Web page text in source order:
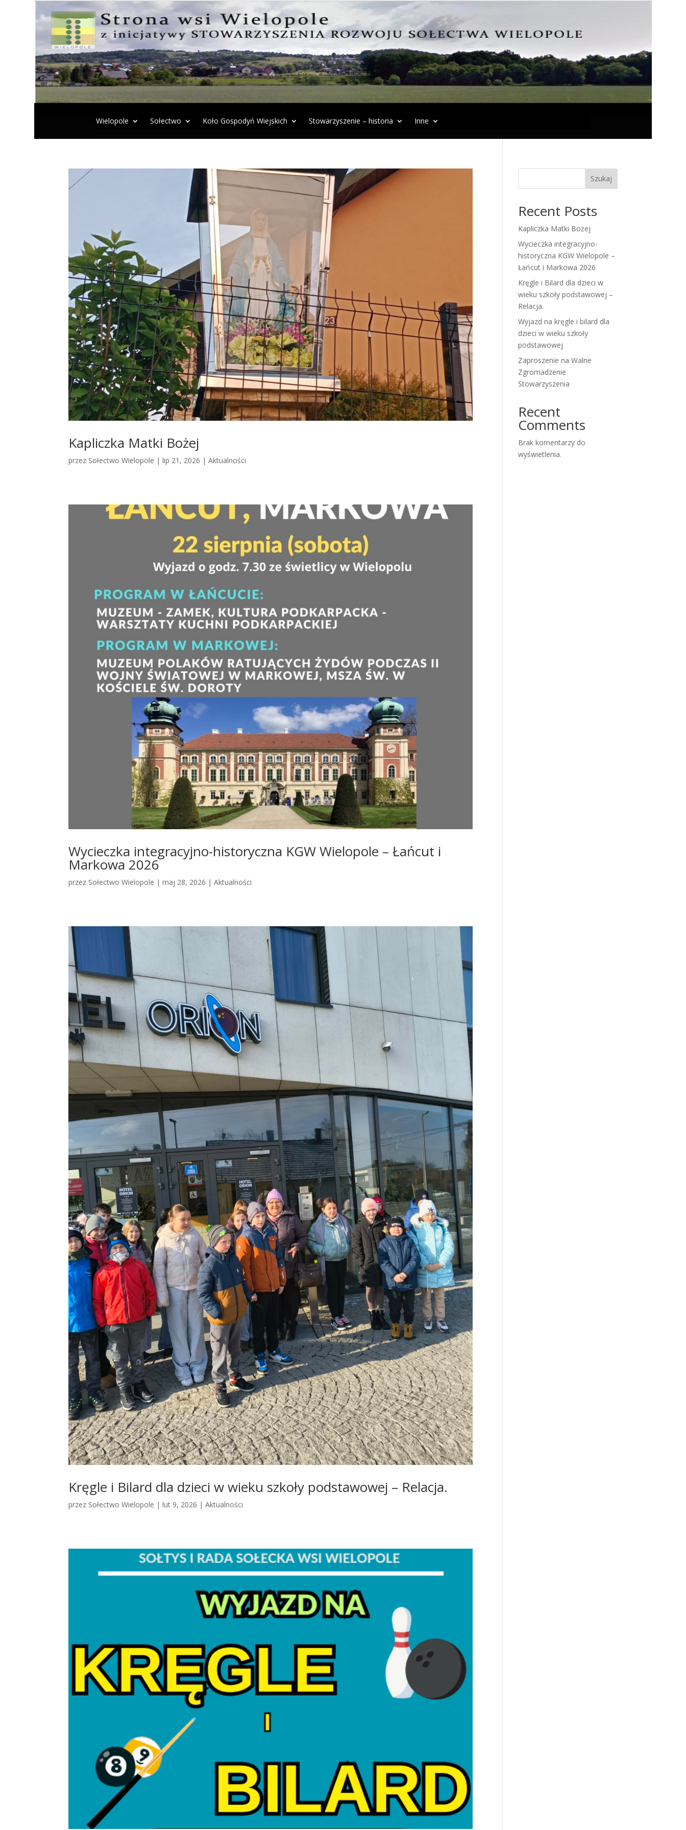
Wielopole Sołectwo Koło Gospodyń Wiejskich Stowarzyszenie – historia Inne
Kapliczka Matki Bożej
przez Sołectwo Wielopole |lip 21, 2026 |Aktualności
Wycieczka integracyjno-historyczna KGW Wielopole – Łańcut i
Markowa 2026
przez Sołectwo Wielopole |maj 28, 2026 |Aktualności
Kręgle i Bilard dla dzieci w wieku szkoły podstawowej – Relacja.
przez Sołectwo Wielopole |lut 9, 2026 |Aktualności
Szukaj
Recent Posts
Kapliczka Matki Bożej
Wycieczka integracyjno-
historyczna KGW Wielopole –
Łańcut i Markowa 2026
Kręgle i Bilard dla dzieci w
wieku szkoły podstawowej –
Relacja.
Wyjazd na kręgle i bilard dla
dzieci w wieku szkoły
podstawowej
Zaproszenie na Walne
Zgromadzenie
Stowarzyszenia
Recent
Comments
Brak komentarzy do
wyświetlenia.